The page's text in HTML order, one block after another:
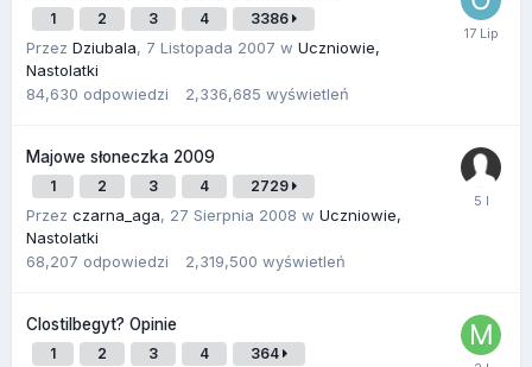
1 2 3 4 3386
Przez Dziubala, 7 Listopada 2007 w Uczniowie,
Nastolatki
84,630 odpowiedzi 2,336,685 wyświetleń
Majowe słoneczka 2009
1 2 3 4 2729
Przez czarna_aga, 27 Sierpnia 2008 w Uczniowie,
Nastolatki
68,207 odpowiedzi 2,319,500 wyświetleń
Clostilbegyt? Opinie
1 2 3 4 364